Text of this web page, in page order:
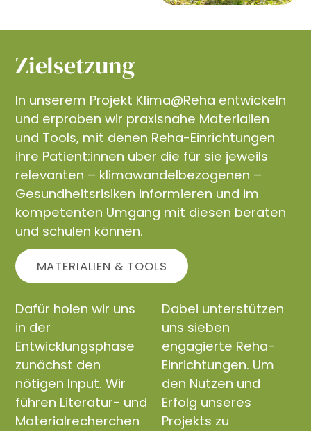
Zielsetzung
In unserem Projekt Klima@Reha entwickeln
und erproben wir praxisnahe Materialien
und Tools, mit denen Reha-Einrichtungen
ihre Patient:innen über die für sie jeweils
relevanten – klimawandelbezogenen –
Gesundheitsrisiken informieren und im
kompetenten Umgang mit diesen beraten
und schulen können.
MATERIALIEN & TOOLS
Dafür holen wir uns
in der
Entwicklungsphase
zunächst den
nötigen Input. Wir
führen Literatur- und
Materialrecherchen
Dabei unterstützen
uns sieben
engagierte Reha-
Einrichtungen. Um
den Nutzen und
Erfolg unseres
Projekts zu